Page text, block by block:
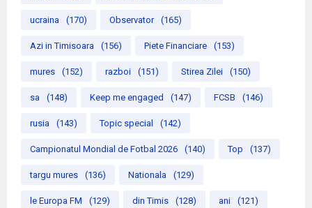
ucraina (170) Observator (165)
Azi in Timisoara (156) Piete Financiare (153)
mures (152) razboi (151) Stirea Zilei (150)
sa (148) Keep me engaged (147) FCSB (146)
rusia (143) Topic special (142)
Campionatul Mondial de Fotbal 2026 (140) Top (137)
targu mures (136) Nationala (129)
le Europa FM (129) din Timis (128) ani (121)